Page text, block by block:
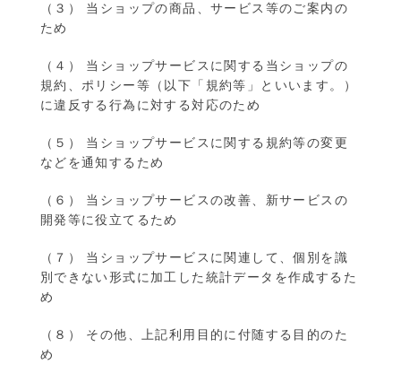
（３） 当ショップの商品、サービス等のご案内の
ため
（４） 当ショップサービスに関する当ショップの
規約、ポリシー等（以下「規約等」といいます。）
に違反する行為に対する対応のため
（５） 当ショップサービスに関する規約等の変更
などを通知するため
（６） 当ショップサービスの改善、新サービスの
開発等に役立てるため
（７） 当ショップサービスに関連して、個別を識
別できない形式に加工した統計データを作成するた
め
（８） その他、上記利用目的に付随する目的のた
め